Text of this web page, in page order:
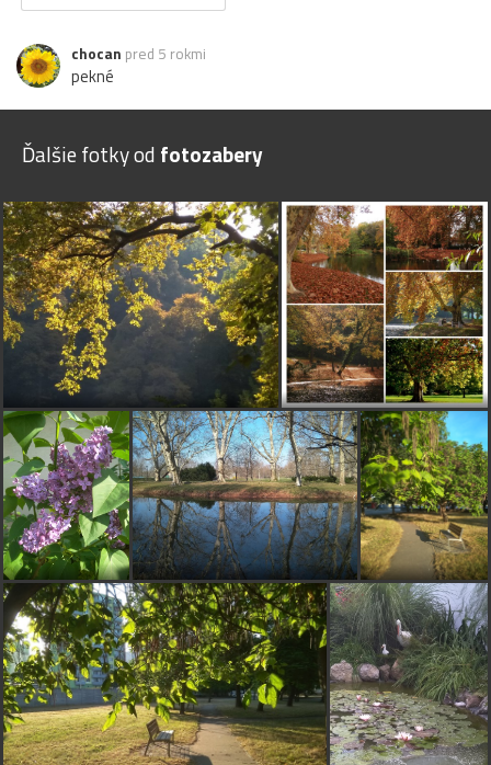
chocan pred 5 rokmi
pekné
Ďalšie fotky od fotozabery